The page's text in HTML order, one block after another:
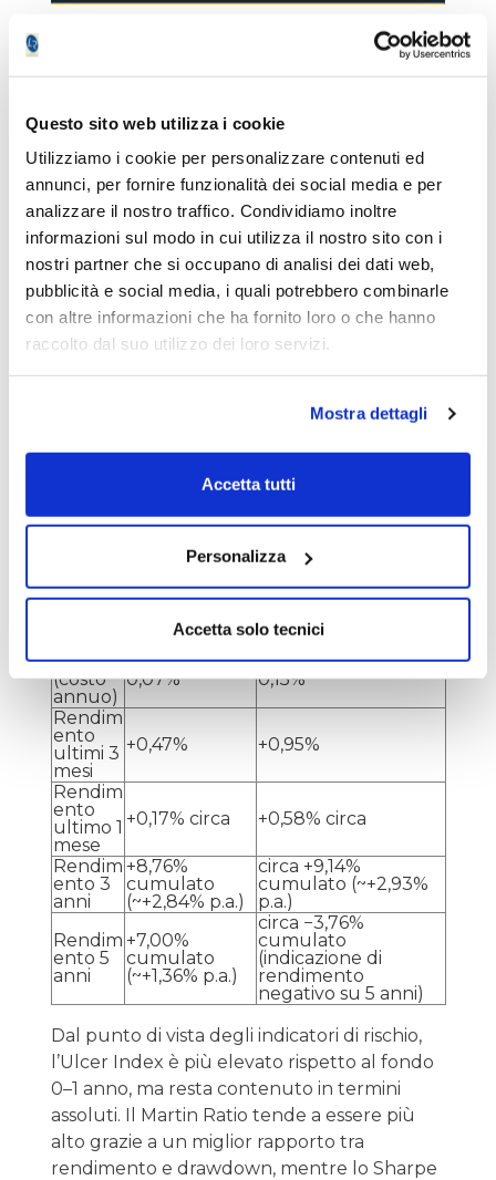
Questo sito web utilizza i cookie
Utilizziamo i cookie per personalizzare contenuti ed
annunci, per fornire funzionalità dei social media e per
analizzare il nostro traffico. Condividiamo inoltre
informazioni sul modo in cui utilizza il nostro sito con i
nostri partner che si occupano di analisi dei dati web,
pubblicità e social media, i quali potrebbero combinarle
con altre informazioni che ha fornito loro o che hanno
raccolto dal suo utilizzo dei loro servizi.
Mostra dettagli
Accetta tutti
Personalizza
Accetta solo tecnici
In questo caso l’investimento si concentra su
titoli di Stato dell’Eurozona con scadenza
profilo rimane difensivo, ma la duration più
elevata consente di puntare a un
rendimento leggermente superiore,
accettando una moderata oscillazione in più.
Le performance più recenti mostrano un
+0,65% nell’ultimo mese e circa +0,95% negli
ultimi tre mesi. Su orizzonti di tre e cinque
anni, il rendimento è stato rispettivamente di
+9,14% e -3,76%
Government
Bond 0–1yr
UCITS ETF
iShares EUR
3–7yr UCITS ETF
ISIN
IE00B3FH761
8
IE00B3VTML14
Borsa Italiana
Borsa Italiana
TER
(costo
annuo)
0,07%
0,15%
Rendim
ento
ultimi 3
mesi
+0,47% +0,95%
Rendim
ento
ultimo 1
mese
+0,17% circa +0,58% circa
Rendim
ento 3
anni
+8,76%
cumulato
(~+2,84% p.a.)
circa +9,14%
cumulato (~+2,93%
p.a.)
Rendim
ento 5
anni
+7,00%
cumulato
(~+1,36% p.a.)
circa −3,76%
cumulato
(indicazione di
rendimento
negativo su 5 anni)
Dal punto di vista degli indicatori di rischio,
l’Ulcer Index è più elevato rispetto al fondo
0–1 anno, ma resta contenuto in termini
assoluti. Il Martin Ratio tende a essere più
alto grazie a un miglior rapporto tra
rendimento e drawdown, mentre lo Sharpe